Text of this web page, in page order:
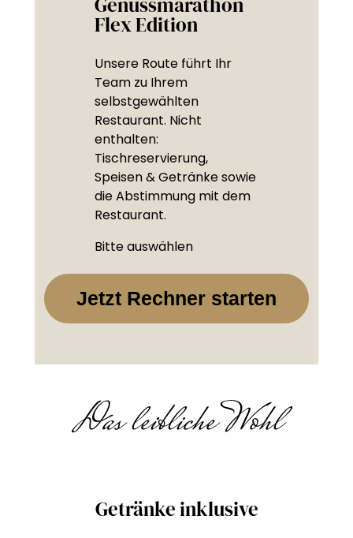
Flex Edition
Unsere Route führt Ihr
Team zu Ihrem
selbstgewählten
Restaurant. Nicht
enthalten:
Tischreservierung,
Speisen & Getränke sowie
die Abstimmung mit dem
Restaurant.
Bitte auswählen
Jetzt Rechner starten
Das leibliche Wohl
Getränke inklusive